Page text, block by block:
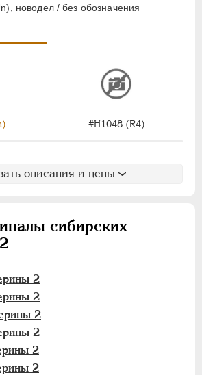
новодел / без обозначения
#H1048 (R4)
описания и цены
сибирских
2
2
2
2
2
2
1855
1768-1918